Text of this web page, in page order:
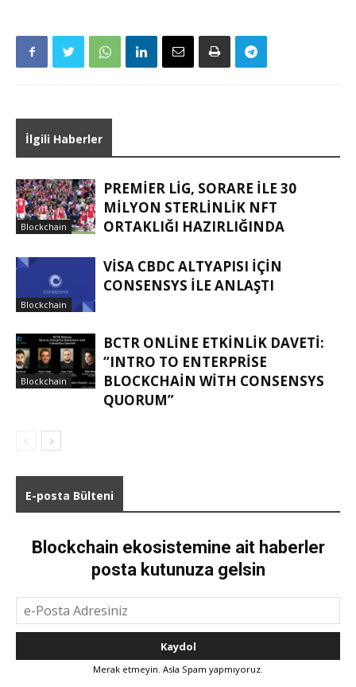
İlgili Haberler
Blockchain
PREMIER LIG, SORARE ILE 30
MILYON STERLINLIK NFT
ORTAKLIĞI HAZIRLIĞINDA
Blockchain
VISA CBDC ALTYAPISI IÇIN
CONSENSYS ILE ANLAŞTI
Blockchain
BCTR ONLINE ETKINLIK DAVETI:
“INTRO TO ENTERPRISE
BLOCKCHAIN WITH CONSENSYS
QUORUM”
E-posta Bülteni
Blockchain ekosistemine ait haberler
posta kutunuza gelsin
Merak etmeyin. Asla Spam yapmıyoruz.